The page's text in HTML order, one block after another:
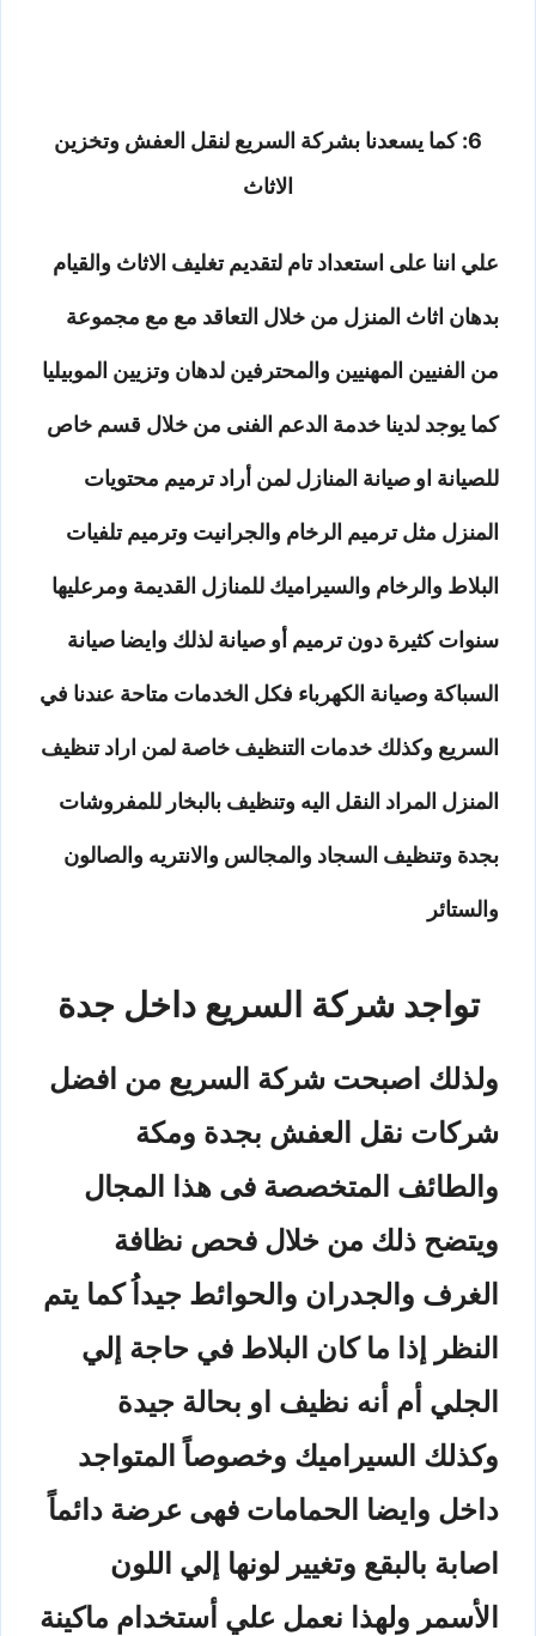
6: كما يسعدنا بشركة السريع لنقل العفش وتخزين
الاثاث
علي اننا على استعداد تام لتقديم تغليف الاثاث والقيام
بدهان اثاث المنزل من خلال التعاقد مع مع مجموعة
من الفنيين المهنيين والمحترفين لدهان وتزيين الموبيليا
كما يوجد لدينا خدمة الدعم الفنى من خلال قسم خاص
للصيانة او صيانة المنازل لمن أراد ترميم محتويات
المنزل مثل ترميم الرخام والجرانيت وترميم تلفيات
البلاط والرخام والسيراميك للمنازل القديمة ومرعليها
سنوات كثيرة دون ترميم أو صيانة لذلك وايضا صيانة
السباكة وصيانة الكهرباء فكل الخدمات متاحة عندنا في
السريع وكذلك خدمات التنظيف خاصة لمن اراد تنظيف
المنزل المراد النقل اليه وتنظيف بالبخار للمفروشات
بجدة وتنظيف السجاد والمجالس والانتريه والصالون
والستائر
تواجد شركة السريع داخل جدة
ولذلك اصبحت شركة السريع من افضل
شركات نقل العفش بجدة ومكة
والطائف المتخصصة فى هذا المجال
ويتضح ذلك من خلال فحص نظافة
الغرف والجدران والحوائط جيداُ كما يتم
النظر إذا ما كان البلاط في حاجة إلي
الجلي أم أنه نظيف او بحالة جيدة
وكذلك السيراميك وخصوصاً المتواجد
داخل وايضا الحمامات فهى عرضة دائماً
اصابة بالبقع وتغيير لونها إلي اللون
الأسمر ولهذا نعمل علي أستخدام ماكينة